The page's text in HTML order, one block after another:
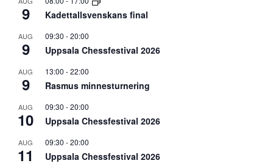
9 Kadettallsvenskans final
AUG
9
09:30 -20:00
Uppsala Chessfestival 2026
AUG
9
13:00 -22:00
Rasmus minnesturnering
AUG
10
09:30 -20:00
Uppsala Chessfestival 2026
AUG
11
09:30 -20:00
Uppsala Chessfestival 2026